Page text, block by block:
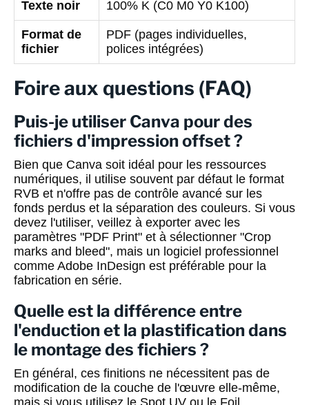
Texte noir 100% K (C0 M0 Y0 K100)
Format de
fichier
PDF (pages individuelles,
polices intégrées)
Foire aux questions (FAQ)
Puis-je utiliser Canva pour des
fichiers d'impression offset ?
Bien que Canva soit idéal pour les ressources
numériques, il utilise souvent par défaut le format
RVB et n'offre pas de contrôle avancé sur les
fonds perdus et la séparation des couleurs. Si vous
devez l'utiliser, veillez à exporter avec les
paramètres "PDF Print" et à sélectionner "Crop
marks and bleed", mais un logiciel professionnel
comme Adobe InDesign est préférable pour la
fabrication en série.
Quelle est la différence entre
l'enduction et la plastification dans
le montage des fichiers ?
En général, ces finitions ne nécessitent pas de
modification de la couche de l'œuvre elle-même,